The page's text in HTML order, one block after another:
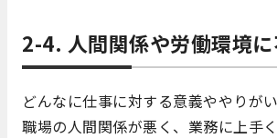
2-4. 人間関係や労働環境
どんなに仕事に対する意義ややりが
職場の人間関係が悪く、業務に上手